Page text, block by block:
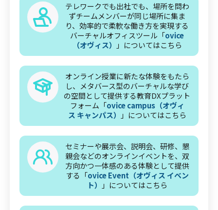
テレワークでも出社でも、場所を問わ
ずチームメンバーが同じ場所に集ま
り、効率的で柔軟な働き方を実現する
バーチャルオフィスツール「ovice
（オヴィス）
」についてはこちら
オンライン授業に新たな体験をもたら
し、メタバース型のバーチャルな学び
の空間として提供する教育DXプラット
フォーム「ovice campus（オヴィ
ス キャンパス）
」についてはこちら
セミナーや展示会、説明会、研修、懇
親会などのオンラインイベントを、双
方向かつ一体感のある体験として提供
する「ovice Event（オヴィス イベン
ト）
」についてはこちら